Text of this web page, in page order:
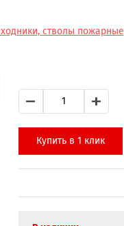
стволы пожарные
Купить в 1 клик